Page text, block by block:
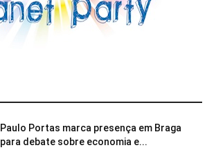
Paulo Portas marca presença em Braga
para debate sobre economia e...